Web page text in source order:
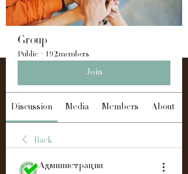
Group
Public · 192 members
Join
Discussion Media Members About
Back
Администрация